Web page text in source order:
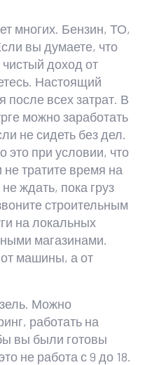
многих. Бензин, ТО,
вы думаете, что
доход от
Настоящий
после всех затрат. В
можно заработать
не сидеть без дел.
это при условии, что
не тратите время на
ждать, пока груз
строительным
на локальных
магазинами.
машины, а от
Можно
работать на
вы были готовы
не работа с 9 до 18.